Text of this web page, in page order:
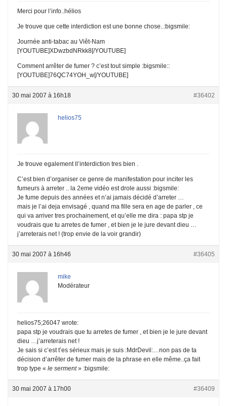
Merci pour l’info..hélios
Je trouve que cette interdiction est une bonne chose..:bigsmile:
Journée anti-tabac au Viêt-Nam
[YOUTUBE]XDwzbdNRkk8[/YOUTUBE]
Comment arrêter de fumer ? c’est tout simple :bigsmile::
[YOUTUBE]76QC74YOH_w[/YOUTUBE]
30 mai 2007 à 16h18 #36402
helios75
Je trouve egalement ll’interdiction tres bien .
C’est bien d’organiser ce genre de manifestation pour inciter les
fumeurs à arreter .. la 2eme vidéo est drole aussi :bigsmile:
Je fume depuis des années et n’ai jamais décidé d’arreter …
mais je l’ai deja envisagé , quand ma fille sera en age de parler , ce
qui va arriver tres prochainement, et qu’elle me dira : papa stp je
voudrais que tu arretes de fumer , et bien je le jure devant dieu …
j’arreterais net ! (trop envie de la voir grandir)
30 mai 2007 à 16h46 #36405
mike
Modérateur
helios75;26047 wrote:
papa stp je voudrais que tu arretes de fumer , et bien je le jure devant
dieu …j’arreterais net !
Je sais si c’est t’es sérieux mais je suis :MdrDevil:…non pas de ta
décision d’arrêter de fumer mais de la phrase en elle même..ça fait
trop type « le serment» :bigsmile:
30 mai 2007 à 17h00 #36409